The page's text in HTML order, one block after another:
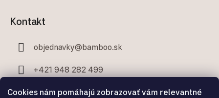
Cookies nám pomáhajú zobrazovať vám relevantné
Kontakt
objednavky@bamboo.sk
+421 948 282 499
+421 907 706 329